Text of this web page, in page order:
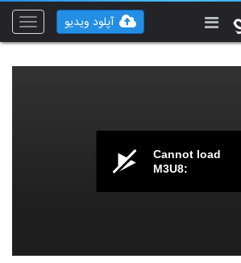
Toggle
آپلود ویدیو
Cannot load
M3U8: